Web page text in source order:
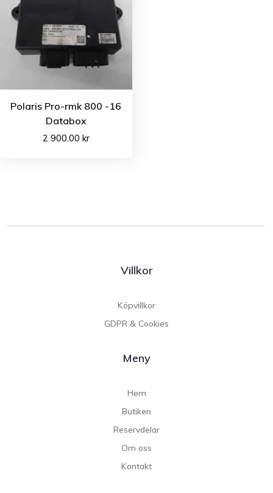
Polaris Pro-rmk 800 -16
Databox
2 900.00 kr
Villkor
Köpvillkor
GDPR & Cookies
Meny
Hem
Butiken
Reservdelar
Om oss
Kontakt